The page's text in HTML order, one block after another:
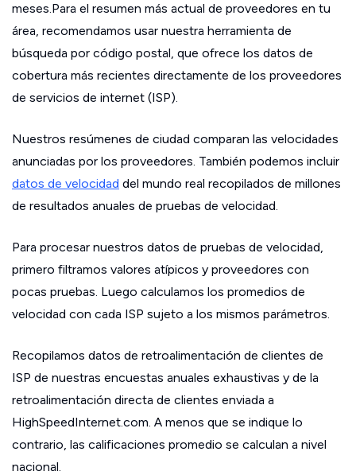
meses.Para el resumen más actual de proveedores en tu
área, recomendamos usar nuestra herramienta de
búsqueda por código postal, que ofrece los datos de
cobertura más recientes directamente de los proveedores
de servicios de internet (ISP).
Nuestros resúmenes de ciudad comparan las velocidades
anunciadas por los proveedores. También podemos incluir
datos de velocidad del mundo real recopilados de millones
de resultados anuales de pruebas de velocidad.
Para procesar nuestros datos de pruebas de velocidad,
primero filtramos valores atípicos y proveedores con
pocas pruebas. Luego calculamos los promedios de
velocidad con cada ISP sujeto a los mismos parámetros.
Recopilamos datos de retroalimentación de clientes de
ISP de nuestras encuestas anuales exhaustivas y de la
retroalimentación directa de clientes enviada a
HighSpeedInternet.com. A menos que se indique lo
contrario, las calificaciones promedio se calculan a nivel
nacional.